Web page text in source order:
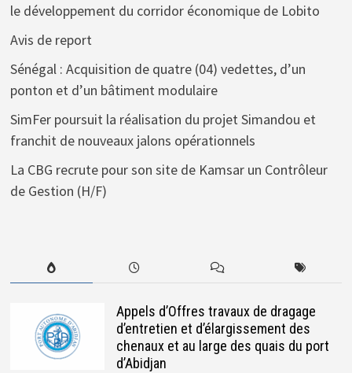
le développement du corridor économique de Lobito
Avis de report
Sénégal : Acquisition de quatre (04) vedettes, d’un
ponton et d’un bâtiment modulaire
SimFer poursuit la réalisation du projet Simandou et
franchit de nouveaux jalons opérationnels
La CBG recrute pour son site de Kamsar un Contrôleur
de Gestion (H/F)
Appels d’Offres travaux de dragage
d’entretien et d’élargissement des
chenaux et au large des quais du port
d’Abidjan